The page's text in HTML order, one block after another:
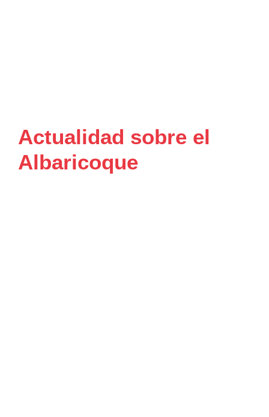
Actualidad sobre el
Albaricoque